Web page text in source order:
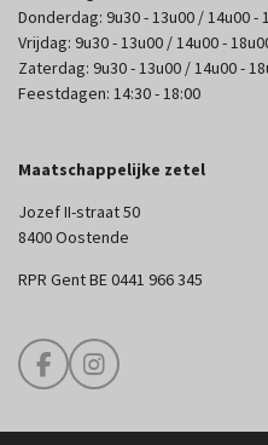
Donderdag: 9u30 - 13u00 / 14u00 -
Vrijdag: 9u30 - 13u00 / 14u00 -
Zaterdag: 9u30 - 13u00 / 14u00 -
Feestdagen: 14:30 - 18:00
Maatschappelijke zetel
Jozef II-straat 50
8400 Oostende
RPR Gent BE 0441 966 345
F
a
I
n